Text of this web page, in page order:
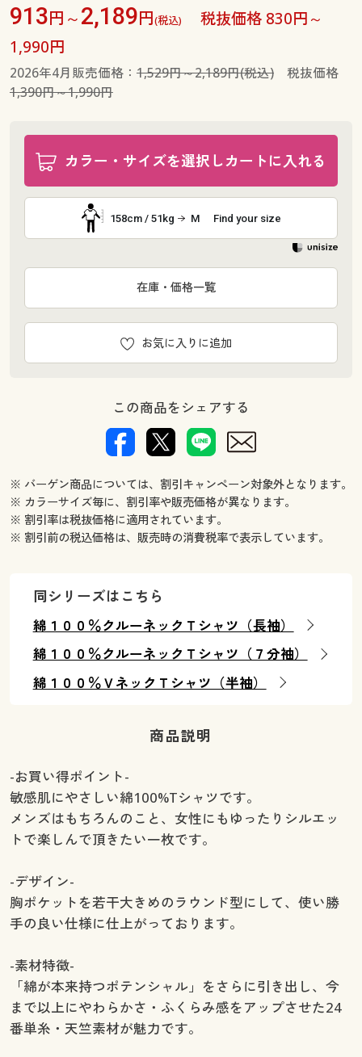
913円～2,189円(税込)
税抜価格 830円～
1,990円
2026年4月販売価格： 1,529円～2,189円(税込)税抜価格
1,390円～1,990円
カラー・サイズを選択しカートに入れる
158cm / 51kg M Find your size
お気に入りに追加
在庫・価格一覧
この商品をシェアする
※ バーゲン商品については、割引キャンペーン対象外となります。
※ カラーサイズ毎に、割引率や販売価格が異なります。
※ 割引率は税抜価格に適用されています。
※ 割引前の税込価格は、販売時の消費税率で表示しています。
同シリーズはこちら
綿１００％クルーネックＴシャツ（長袖）
綿１００％クルーネックＴシャツ（７分袖）
綿１００％ＶネックＴシャツ（半袖）
商品説明
-お買い得ポイント-
敏感肌にやさしい綿100%Tシャツです。
メンズはもちろんのこと、女性にもゆったりシルエッ
トで楽しんで頂きたい一枚です。
-デザイン-
胸ポケットを若干大きめのラウンド型にして、使い勝
手の良い仕様に仕上がっております。
-素材特徴-
「綿が本来持つポテンシャル」をさらに引き出し、今
まで以上にやわらかさ・ふくらみ感をアップさせた24
番単糸・天竺素材が魅力です。